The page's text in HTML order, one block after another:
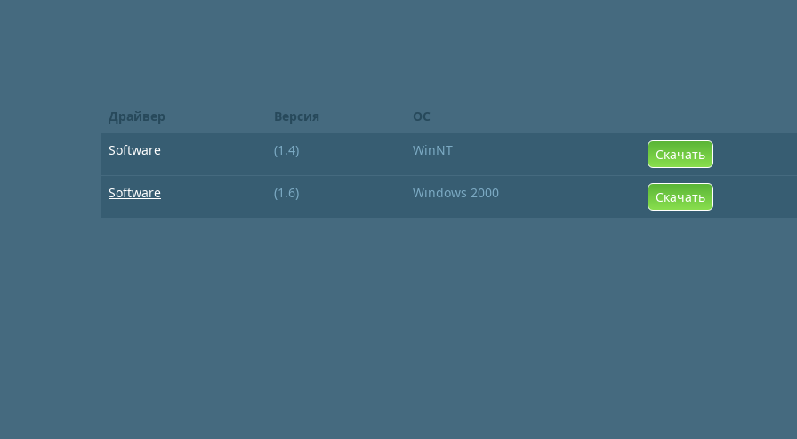
Драйвер Версия
ОС
Software
(1.4) WinNT Скачать
Software (1.6) Windows 2000 Скачать